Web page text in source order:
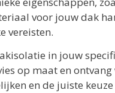
voor jouw dak
vereisten.
in jouw
op maat en
en de juiste